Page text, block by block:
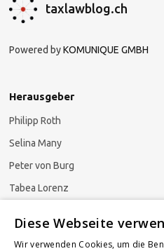
taxlawblog.ch
Powered byKOMUNIQUE GMBH
Herausgeber
Philipp Roth
Selina Many
Peter von Burg
Tabea Lorenz
Diese Webseite
Wir verwenden Cookies, um die